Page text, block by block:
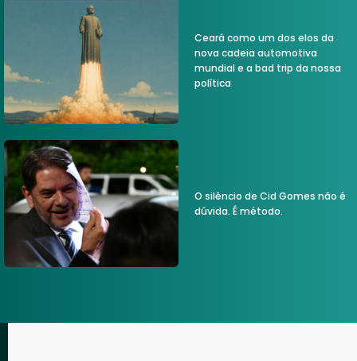
Ceará como um dos elos da
nova cadeia automotiva
mundial e a bad trip da nossa
política
O silêncio de Cid Gomes não é
dúvida. É método.